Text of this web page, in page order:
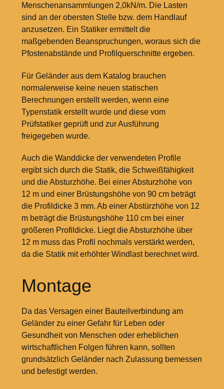
Menschenansammlungen 2,0kN/m. Die Lasten
sind an der obersten Stelle bzw. dem Handlauf
anzusetzen. Ein Statiker ermittelt die
maßgebenden Beanspruchungen, woraus sich die
Pfostenabstände und Profilquerschnitte ergeben.
Für Geländer aus dem Katalog brauchen
normalerweise keine neuen statischen
Berechnungen erstellt werden, wenn eine
Typenstatik erstellt wurde und diese vom
Prüfstatiker geprüft und zur Ausführung
freigegeben wurde.
Auch die Wanddicke der verwendeten Profile
ergibt sich durch die Statik, die Schweißfähigkeit
und die Absturzhöhe. Bei einer Absturzhöhe von
12 m und einer Brüstungshöhe von 90 cm beträgt
die Profildicke 3 mm. Ab einer Abstürzhöhe von 12
m beträgt die Brüstungshöhe 110 cm bei einer
größeren Profildicke. Liegt die Absturzhöhe über
12 m muss das Profil nochmals verstärkt werden,
da die Statik mit erhöhter Windlast berechnet wird.
Montage
Da das Versagen einer Bauteilverbindung am
Geländer zu einer Gefahr für Leben oder
Gesundheit von Menschen oder erheblichen
wirtschaftlichen Folgen führen kann, sollten
grundsätzlich Geländer nach Zulassung bemessen
und befestigt werden.